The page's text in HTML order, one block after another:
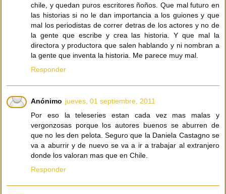
chile, y quedan puros escritores ñoños. Que mal futuro en
las historias si no le dan importancia a los guiones y que
mal los periodistas de correr detras de los actores y no de
la gente que escribe y crea las historia. Y que mal la
directora y productora que salen hablando y ni nombran a
la gente que inventa la historia. Me parece muy mal.
Responder
Anónimo jueves, 01 septiembre, 2011
Por eso la teleseries estan cada vez mas malas y
vergonzosas porque los autores buenos se aburren de
que no les den pelota. Seguro que la Daniela Castagno se
va a aburrir y de nuevo se va a ir a trabajar al extranjero
donde los valoran mas que en Chile.
Responder